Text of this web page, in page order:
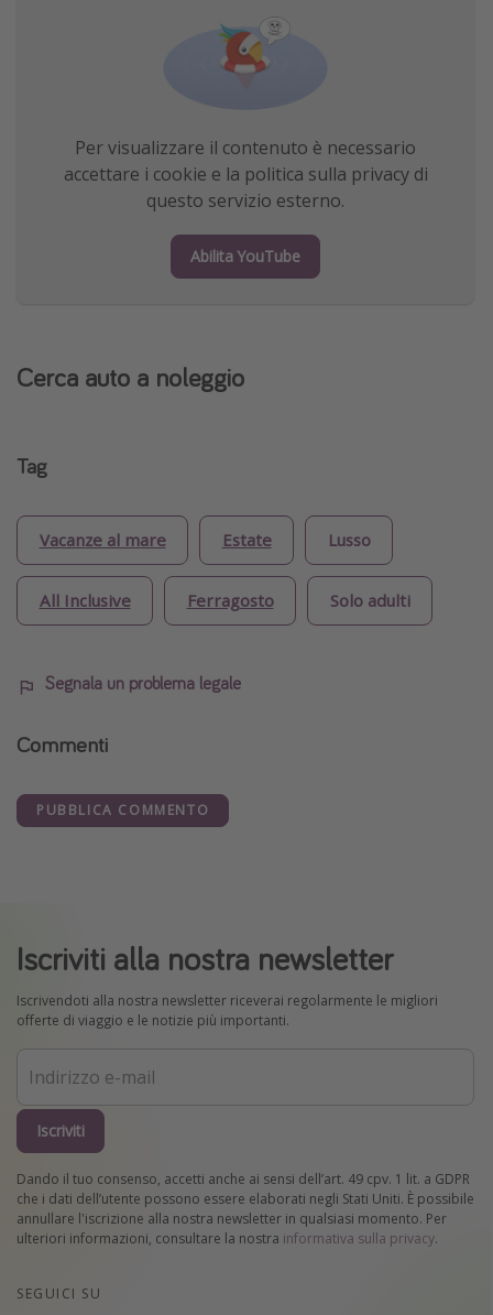
Per visualizzare il contenuto è necessario
accettare i cookie e la politica sulla privacy di
questo servizio esterno.
Abilita YouTube
Cerca auto a noleggio
Tag
Vacanze al mare Estate Lusso
All Inclusive Ferragosto Solo adulti
Segnala un problema legale
Commenti
PUBBLICA COMMENTO
Iscriviti alla nostra newsletter
Iscrivendoti alla nostra newsletter riceverai regolarmente le migliori
offerte di viaggio e le notizie più importanti.
Iscriviti
Dando il tuo consenso, accetti anche ai sensi dell’art. 49 cpv. 1 lit. a GDPR
che i dati dell’utente possono essere elaborati negli Stati Uniti. È possibile
annullare l'iscrizione alla nostra newsletter in qualsiasi momento. Per
ulteriori informazioni, consultare la nostra informativa sulla privacy.
SEGUICI SU